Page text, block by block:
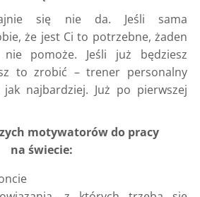
się nie da. Jeśli sama
że jest Ci to potrzebne, żaden
pomoże. Jeśli już będziesz
to zrobić – trener personalny
najbardziej. Już po pierwszej
motywatorów do pracy
na świecie: